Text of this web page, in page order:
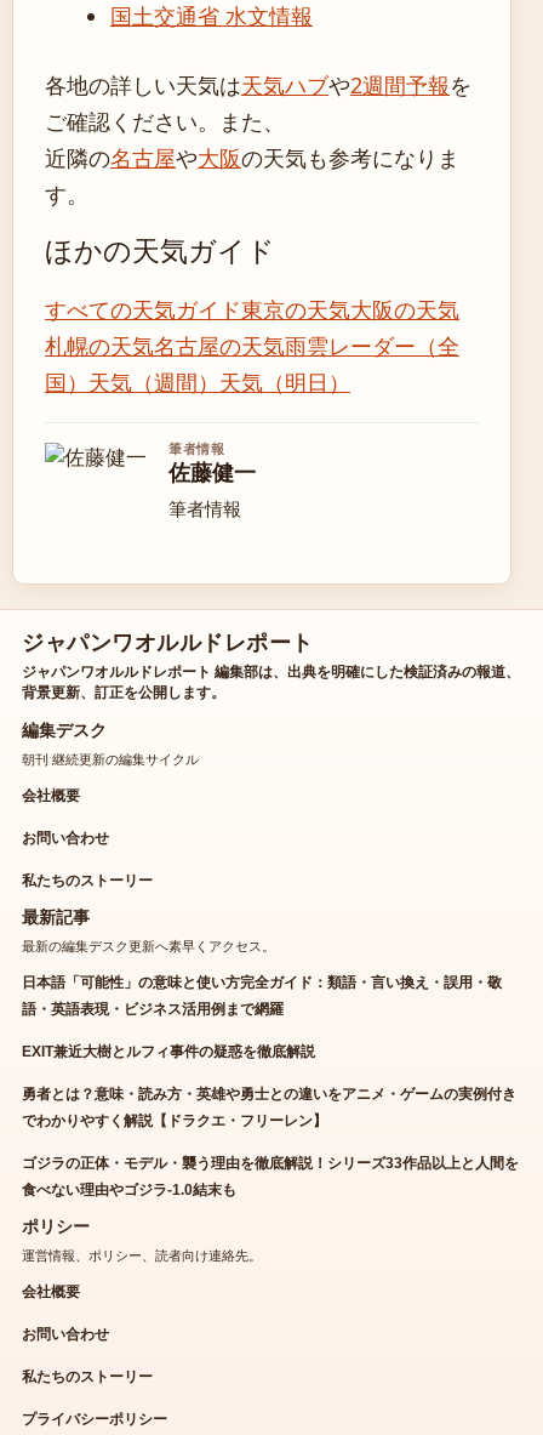
国土交通省 水文情報
各地の詳しい天気は天気ハブや2週間予報を
ご確認ください。また、
近隣の名古屋や大阪の天気も参考になりま
す。
ほかの天気ガイド
すべての天気ガイド東京の天気大阪の天気
札幌の天気名古屋の天気雨雲レーダー（全
国） 天気（週間） 天気（明日）
筆者情報
佐藤健一
筆者情報
ジャパンワオルルドレポート
ジャパンワオルルドレポート 編集部は、出典を明確にした検証済みの報道、
背景更新、訂正を公開します。
編集デスク
朝刊 継続更新の編集サイクル
会社概要
お問い合わせ
私たちのストーリー
最新記事
最新の編集デスク更新へ素早くアクセス。
日本語「可能性」の意味と使い方完全ガイド：類語・言い換え・誤用・敬
語・英語表現・ビジネス活用例まで網羅
EXIT兼近大樹とルフィ事件の疑惑を徹底解説
勇者とは？意味・読み方・英雄や勇士との違いをアニメ・ゲームの実例付き
でわかりやすく解説【ドラクエ・フリーレン】
ゴジラの正体・モデル・襲う理由を徹底解説！シリーズ33作品以上と人間を
食べない理由やゴジラ-1.0結末も
ポリシー
運営情報、ポリシー、読者向け連絡先。
会社概要
お問い合わせ
私たちのストーリー
プライバシーポリシー